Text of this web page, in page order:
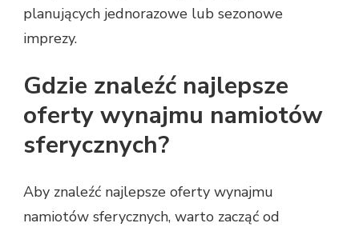
planujących jednorazowe lub sezonowe
imprezy.
Gdzie znaleźć najlepsze
oferty wynajmu namiotów
sferycznych?
Aby znaleźć najlepsze oferty wynajmu
namiotów sferycznych, warto zacząć od